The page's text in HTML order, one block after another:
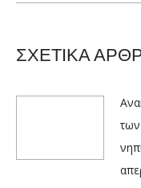
ΣΧΕΤΙΚΑ